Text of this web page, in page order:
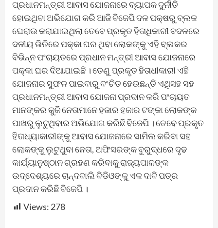
ପ୍ରଧାନମନ୍ତ୍ରୀ ଆବାସ ଯୋଜନାରେ ବ୍ୟାପକ ଦୁର୍ନୀତି
ହୋଇଥିବା ଅଭିଯୋଗ କରି ଆଜି ବିଜେପି ଦଳ ପକ୍ଷରୁ ବ୍ଲକ
ଘେରାଉ କରାଯାଇଥିଲା ତେବେ ପ୍ରକୃତ ହିତାଧିକାରୀ ବଦଳରେ
ଦଳୀୟ ଭିତିରେ ପକ୍କା ଘର ଥିବା ଲୋକଙ୍କୁ ଏହି ବ୍ଲକର
ବିଭିନ୍ନ ପଂଚାୟତରେ ପ୍ରଧାନ ମନ୍ତ୍ରୀ ଆବାସ ଯୋଜନାରେ
ପକ୍କା ଘର ଦିଆଯାଇଛି । ତେଣୁ ପ୍ରକୃତ ହିତାଧୀକାରୀ ଏହି
ଯୋଜନାର ସୁଫଳ ପାଇବାରୁ ବଂଚିତ ହେଉଛନ୍ତି ଏଥିସହ ସହ
ପ୍ରଧାନମନ୍ତ୍ରୀ ଆବାସ ଯୋଜନା ପ୍ରଦାନ କରି ପଂଚାୟତ
ମାନଙ୍କର କୁଜି ନେତାମାନେ ହଜାର ହଜାର ଟଙ୍କା ଲୋକଙ୍କ
ପାଖରୁ ଲୁଟୁଥିବାର ଅଭିଯୋଗ କରିଛି ବିଜେପି । ତେବେ ପ୍ରକୃତ
ହିତାଧ୍ୟାକାରୀଙ୍କୁ ଆବାସ ଯୋଜନାରେ ସାମିଲ କରିବା ସହ
ଲୋକଙ୍କୁ ଲୁଟୁଥୁବା ନେତା, ଅଫିସରଙ୍କ ବୁରୁଦ୍ଧରେ ଦୃଢ
କାର୍ଯ୍ୟାନୁଷ୍ଠାନ ଗ୍ରହଣ କରିବାକୁ ରାଜ୍ୟପାଳଙ୍କ
ଉଦ୍ଦେଶ୍ୟରେ ଚାନ୍ଦବାଲି ବିଡିଓଙ୍କୁ ଏକ ଦାବି ପତ୍ର
ପ୍ରଦାନ କରିଛି ବିଜେପି ।
Views: 278